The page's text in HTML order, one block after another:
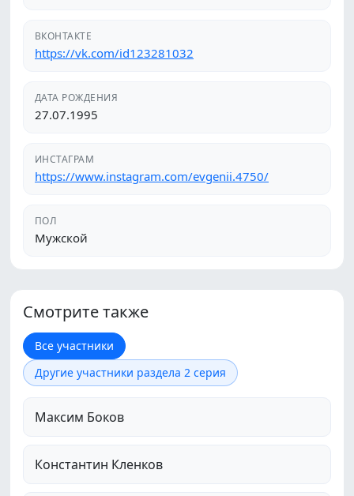
ВКОНТАКТЕ
https://vk.com/id123281032
ДАТА РОЖДЕНИЯ
27.07.1995
ИНСТАГРАМ
https://www.instagram.com/evgenii.4750/
ПОЛ
Мужской
Смотрите также
Все участники
Другие участники раздела 2 серия
Максим Боков
Константин Кленков